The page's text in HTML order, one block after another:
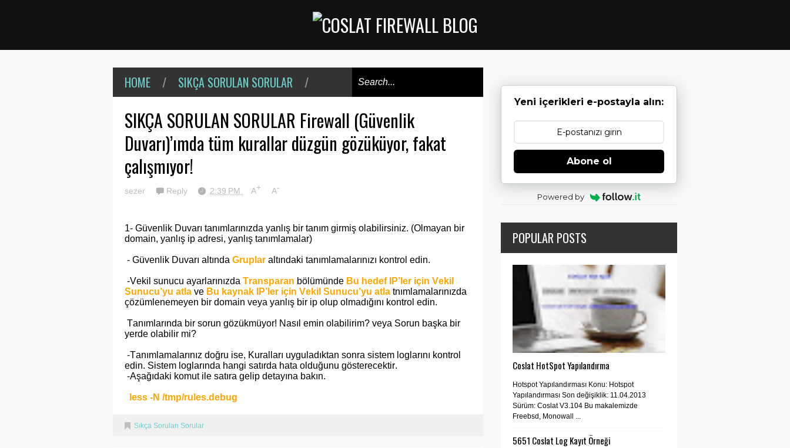
HOME / SIKÇA SORULAN SORULAR /
SIKÇA SORULAN SORULAR Firewall (Güvenlik
Duvarı)’ımda tüm kurallar düzgün gözüküyor, fakat
çalışmıyor!
sezer Reply 2:39 PM A+ A-
1- Güvenlik Duvarı tanımlarınızda yanlış bir tanım girmiş olabilirsiniz. (Olmayan bir
domain, yanlış ip adresi, yanlış tanımlamalar)
- Güvenlik Duvarı altında Gruplar altındaki tanımlamalarınızı kontrol edin.
-Vekil sunucu ayarlarınızda Transparan bölümünde Bu hedef IP’ler için Vekil
Sunucu’yu atla ve Bu kaynak IP’ler için Vekil Sunucu’yu atla tnımlamalarınızda
çözümlenemeyen bir domain veya yanlış bir ip olup olmadığını kontrol edin.
Tanımlarında bir sorun gözükmüyor! Nasıl emin olabilirim? veya Sorun başka bir
yerde olabilir mi?
-Tanımlamalarınız doğru ise, Kuralları uyguladıktan sonra sistem loglarını kontrol
edin. Sistem loglarında hangi satırda hata olduğunu gösterecektir.
-Aşağıdaki komut ile satıra gelip detayına bakın.
less -N /tmp/rules.debug
Sıkça Sorulan Sorular
Yeni içerikleri e-postayla alın:
Abone ol
Powered by
POPULAR POSTS
Coslat HotSpot Yapılandırma
Hotspot Yapılandırması Konu: Hotspot
Yapılandırması Son değişiklik: 11.04.2013
Sürüm: Coslat V3.104 Bu makalemizde
Freebsd, Monowall ...
5651 Coslat Log Kayıt Örneği